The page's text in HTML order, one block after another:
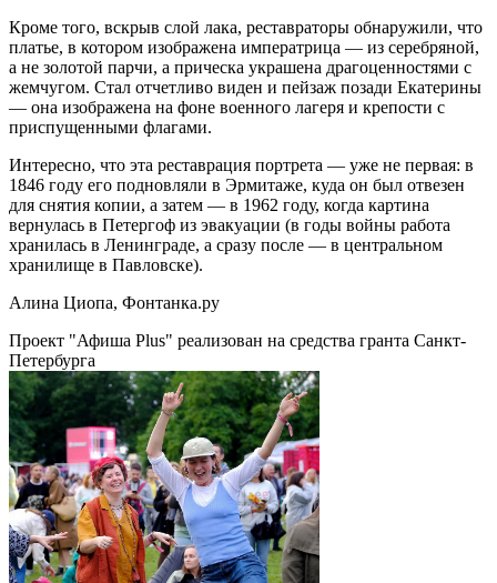
Кроме того, вскрыв слой лака, реставраторы обнаружили, что
платье, в котором изображена императрица — из серебряной,
а не золотой парчи, а прическа украшена драгоценностями с
жемчугом. Стал отчетливо виден и пейзаж позади Екатерины
— она изображена на фоне военного лагеря и крепости с
приспущенными флагами.
Интересно, что эта реставрация портрета — уже не первая: в
1846 году его подновляли в Эрмитаже, куда он был отвезен
для снятия копии, а затем — в 1962 году, когда картина
вернулась в Петергоф из эвакуации (в годы войны работа
хранилась в Ленинграде, а сразу после — в центральном
хранилище в Павловске).
Алина Циопа, Фонтанка.ру
Проект "Афиша Plus" реализован на средства гранта Санкт-
Петербурга